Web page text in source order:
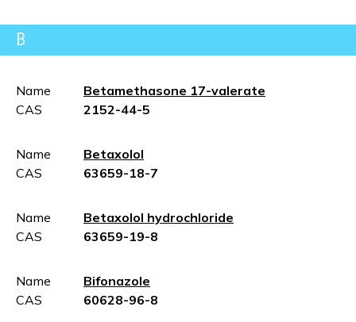
B
Name
Betamethasone 17-valerate
CAS
2152-44-5
Name
Betaxolol
CAS
63659-18-7
Name
Betaxolol hydrochloride
CAS
63659-19-8
Name
Bifonazole
CAS
60628-96-8